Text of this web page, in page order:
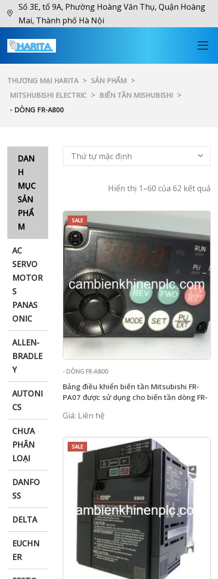
Số 3E, tổ 9A, Phường Hoàng Văn Thụ, Quận Hoàng
Mai, Thành phố Hà Nội
THƯƠNG MẠI HARITA > SẢN PHẨM >
MITSHUBISHI ELECTRIC > BIẾN TẦN MISHUBISHI >
- DÒNG FR-A800
DAN
H
MỤC
SẢN
PHẨ
M
AC
SERVO
MOTOR
S
PANAS
ONIC
ALLEN-
BRADLE
Y
AUTONI
CS
CHƯA
PHÂN
LOẠI
DANFO
SS
DELTA
EUCHN
ER
Hiển thị 1–60 của 62 kết quả
Thứ tự mặc định
SALE
- DÒNG FR-A800
Bảng điều khiển biến tần Mitsubishi FR-
PA07 được sử dụng cho biến tần dòng FR-
Giá: Liên hệ
SALE